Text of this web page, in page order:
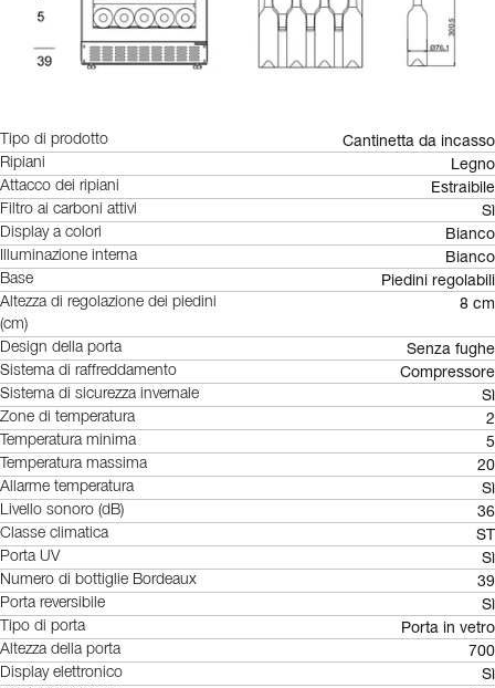
Tipo di prodotto Cantinetta da incasso
Ripiani Legno
Attacco dei ripiani Estraibile
Filtro ai carboni attivi Sì
Display a colori Bianco
Illuminazione interna Bianco
Base Piedini regolabili
Altezza di regolazione dei piedini
(cm)
8 cm
Design della porta Senza fughe
Sistema di raffreddamento Compressore
Sistema di sicurezza invernale Sì
Zone di temperatura 2
Temperatura minima 5
Temperatura massima 20
Allarme temperatura Sì
Livello sonoro (dB) 36
Classe climatica ST
Porta UV Sì
Numero di bottiglie Bordeaux 39
Porta reversibile Sì
Tipo di porta Porta in vetro
Altezza della porta 700
Display elettronico Sì